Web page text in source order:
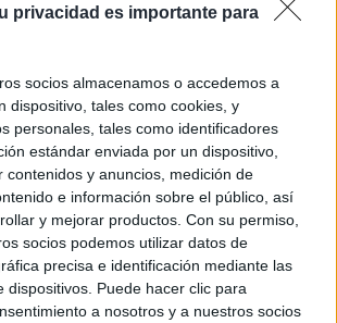
privacidad es importante para
socios almacenamos o accedemos a
dispositivo, tales como cookies, y
personales, tales como identificadores
estándar enviada por un dispositivo,
contenidos y anuncios, medición de
e información sobre el público, así
y mejorar productos. Con su permiso,
socios podemos utilizar datos de
precisa e identificación mediante las
dispositivos. Puede hacer clic para
a nosotros y a nuestros socios